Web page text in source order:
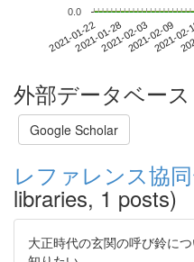
2021-01-222021-01-282021-02-032021-02-09
2021-
0.0
外部データベー
Google Scholar
レファレンス協
libraries, 1 posts)
大正時代の玄関の呼び鈴に